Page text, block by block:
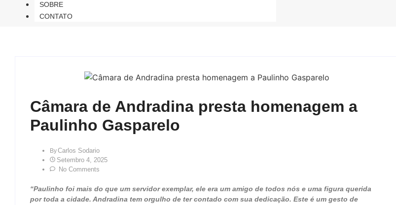
SOBRE
CONTATO
Câmara de Andradina presta homenagem a
Paulinho Gasparelo
ByCarlos Sodario
Setembro 4, 2025
No Comments
“Paulinho foi mais do que um servidor exemplar, ele era um amigo de todos nós e uma figura querida
por toda a cidade. Andradina tem orgulho de ter contado com sua dedicação. Este é um gesto de